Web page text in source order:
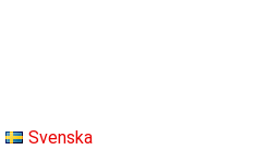
Svenska